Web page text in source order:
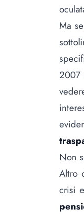
Ma
2007
Non
Altro
crisi